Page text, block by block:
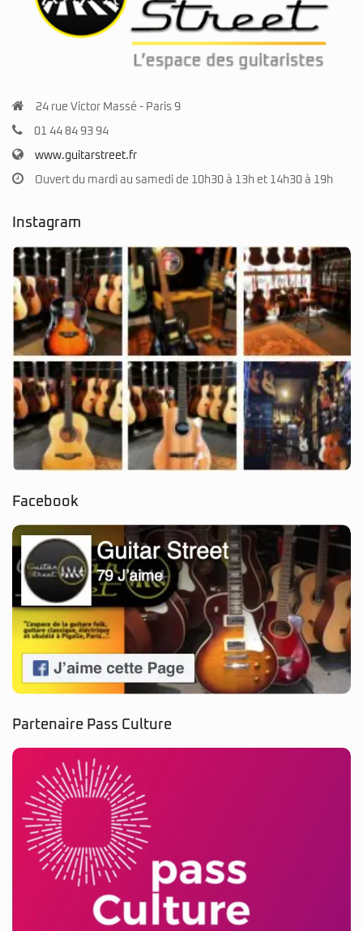
24 rue Victor Massé - Paris 9
01 44 84 93 94
www.guitarstreet.fr
Ouvert du mardi au samedi de 10h30 à 13h et 14h30 à 19h
Instagram
Facebook
Partenaire Pass Culture